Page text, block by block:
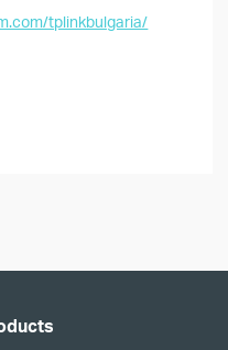
tplinkbulgaria/